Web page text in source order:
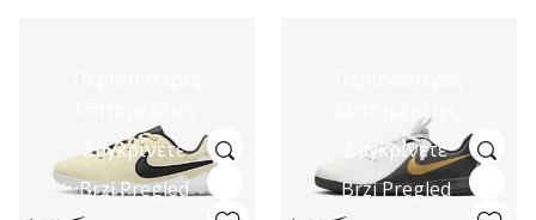
Συγκρίνετε
Brzi Pregled
Συγκρίνετε
Brzi Pregled